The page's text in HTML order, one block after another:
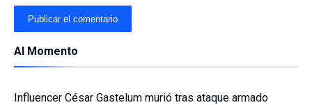
Al Momento
Influencer César Gastelum murió tras ataque armado